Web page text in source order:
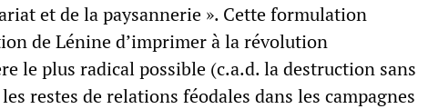
et de la paysannerie ». Cette formulation
de Lénine d’imprimer à la révolution
le plus radical possible (c.a.d. la destruction sans
restes de relations féodales dans les campagnes